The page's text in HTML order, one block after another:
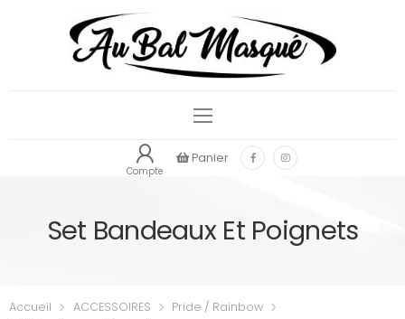
Compte
Panier
Set Bandeaux Et Poignets
Accueil ACCESSOIRES
Pride / Rainbow